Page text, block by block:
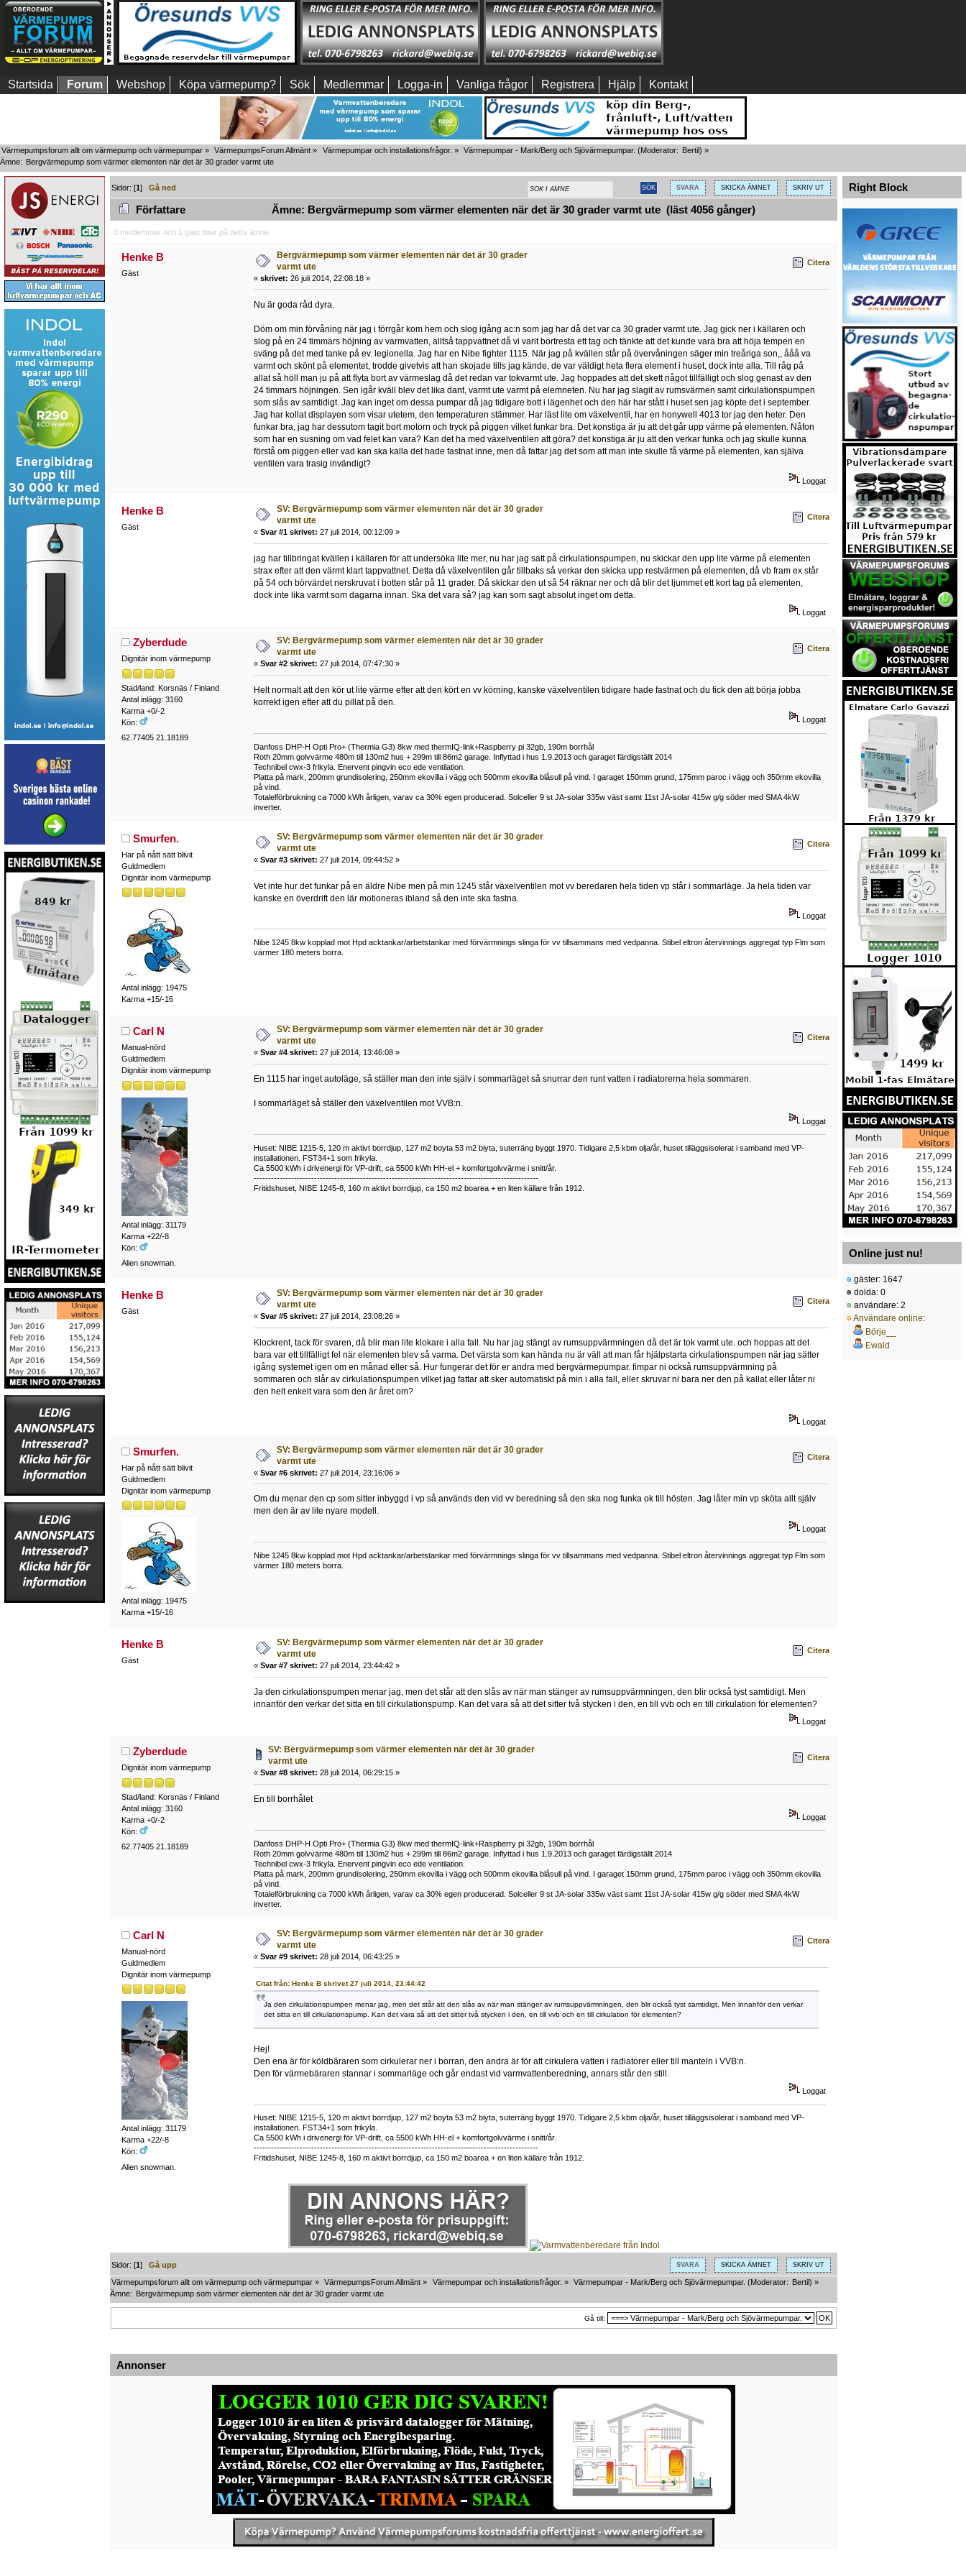
Startsida Forum Webshop Köpa värmepump? Sök Medlemmar Logga-in Vanliga frågor Registrera Hjälp Kontakt
Värmepumpsforum allt om värmepump och värmepumpar » VärmepumpsForum Allmänt » Värmepumpar och installationsfrågor. » Värmepumpar - Mark/Berg och Sjövärmepumpar. (Moderator: Bertil) »
Ämne: Bergvärmepump som värmer elementen när det är 30 grader varmt ute
SVARA SKICKA ÄMNET SKRIV UT
Sidor: [1]Gå ned
Författare Ämne: Bergvärmepump som värmer elementen när det är 30 grader varmt ute (läst 4056 gånger)
0 medlemmar och 1 gäst tittar på detta ämne.
Henke B
Gäst
Bergvärmepump som värmer elementen när det är 30 grader
varmt ute
« skrivet: 26 juli 2014, 22:08:18 »
Citera
Nu är goda råd dyra.
Döm om min förvåning när jag i förrgår kom hem och slog igång ac:n som jag har då det var ca 30 grader varmt ute. Jag gick ner i källaren och
slog på en 24 timmars höjning av varmvatten, alltså tappvattnet då vi varit bortresta ett tag och tänkte att det kunde vara bra att höja tempen en
sväng på det med tanke på ev. legionella. Jag har en Nibe fighter 1115. När jag på kvällen står på övervåningen säger min treåriga son,, ååå va
varmt och skönt på elementet, trodde givetvis att han skojade tills jag kände, de var väldigt heta flera element i huset, dock inte alla. Till råg på
allat så höll man ju på att flyta bort av värmeslag då det redan var tokvarmt ute. Jag hoppades att det skett något tillfälligt och slog genast av den
24 timmars höjningen. Sen igår kväll blev det lika dant, varmt ute varmt på elemneten. Nu har jag slagit av rumsvärmen samt cirkulationspumpen
som slås av samtidigt. Jag kan inget om dessa pumpar då jag tidigare bott i lägenhet och den här har stått i huset sen jag köpte det i september.
Jag har kollat displayen som visar utetem, den temperaturen stämmer. Har läst lite om växelventil, har en honywell 4013 tor jag den heter. Den
funkar bra, jag har dessutom tagit bort motorn och tryck på piggen vilket funkar bra. Det konstiga är ju att det går upp värme på elementen. Nåfon
som har en susning om vad felet kan vara? Kan det ha med växelventilen att göra? det konstiga är ju att den verkar funka och jag skulle kunna
förstå om piggen eller vad kan ska kalla det hade fastnat inne, men då fattar jag det som att man inte skulle få värme på elementen, kan själva
ventilen vara trasig invändigt?
Loggat
Henke B
Gäst
SV: Bergvärmepump som värmer elementen när det är 30 grader
varmt ute
« Svar #1 skrivet: 27 juli 2014, 00:12:09 »
Citera
jag har tillbringat kvällen i källaren för att undersöka lite mer, nu har jag satt på cirkulationspumpen, nu skickar den upp lite värme på elementen
strax efter att den värmt klart tappvattnet. Detta då växelventilen går tillbaks så verkar den skicka upp restvärmen på elementen, då vb fram ex står
på 54 och börvärdet nerskruvat i botten står på 11 grader. Då skickar den ut så 54 räknar ner och då blir det ljummet ett kort tag på elementen,
dock inte lika varmt som dagarna innan. Ska det vara så? jag kan som sagt absolut inget om detta.
Loggat
Zyberdude
Dignitär inom värmepump
Stad/land: Korsnäs / Finland
Antal inlägg: 3160
Karma +0/-2
Kön:
62.77405 21.18189
SV: Bergvärmepump som värmer elementen när det är 30 grader
varmt ute
« Svar #2 skrivet: 27 juli 2014, 07:47:30 »
Citera
Helt normalt att den kör ut lite värme efter att den kört en vv körning, kanske växelventilen tidigare hade fastnat och du fick den att börja jobba
korrekt igen efter att du pillat på den.
Loggat
Danfoss DHP-H Opti Pro+ (Thermia G3) 8kw med thermIQ-link+Raspberry pi 32gb, 190m borrhål
Roth 20mm golvvärme 480m till 130m2 hus + 299m till 86m2 garage. Inflyttad i hus 1.9.2013 och garaget färdigställt 2014
Technibel cwx-3 frikyla. Enervent pingvin eco ede ventilation.
Platta på mark, 200mm grundisolering, 250mm ekovilla i vägg och 500mm ekovilla blåsull på vind. I garaget 150mm grund, 175mm paroc i vägg och 350mm ekovilla
på vind.
Totalelförbrukning ca 7000 kWh årligen, varav ca 30% egen producerad. Solceller 9 st JA-solar 335w väst samt 11st JA-solar 415w g/g söder med SMA 4kW
inverter.
Smurfen.
Har på nått sätt blivit
Guldmedlem
Dignitär inom värmepump
Antal inlägg: 19475
Karma +15/-16
SV: Bergvärmepump som värmer elementen när det är 30 grader
varmt ute
« Svar #3 skrivet: 27 juli 2014, 09:44:52 »
Citera
Vet inte hur det funkar på en äldre Nibe men på min 1245 står växelventilen mot vv beredaren hela tiden vp står i sommarläge. Ja hela tiden var
kanske en överdrift den lär motioneras ibland så den inte ska fastna.
Loggat
Nibe 1245 8kw kopplad mot Hpd acktankar/arbetstankar med förvärmnings slinga för vv tillsammans med vedpanna. Stibel eltron återvinnings aggregat typ Flm som
värmer 180 meters borra.
Carl N
Manual-nörd
Guldmedlem
Dignitär inom värmepump
Antal inlägg: 31179
Karma +22/-8
Kön:
Alien snowman.
SV: Bergvärmepump som värmer elementen när det är 30 grader
varmt ute
« Svar #4 skrivet: 27 juli 2014, 13:46:08 »
Citera
En 1115 har inget autoläge, så ställer man den inte själv i sommarläget så snurrar den runt vatten i radiatorerna hela sommaren.
I sommarläget så ställer den växelventilen mot VVB:n.
Loggat
Huset: NIBE 1215-5, 120 m aktivt borrdjup, 127 m2 boyta 53 m2 biyta, suterräng byggt 1970. Tidigare 2,5 kbm olja/år, huset tilläggsisolerat i samband med VP-
installationen. FST34+1 som frikyla.
Ca 5500 kWh i drivenergi för VP-drift, ca 5500 kWh HH-el + komfortgolvvärme i snitt/år.
---------------------------------------------------------------------------------------------------
Fritidshuset, NIBE 1245-8, 160 m aktivt borrdjup, ca 150 m2 boarea + en liten källare från 1912.
Henke B
Gäst
SV: Bergvärmepump som värmer elementen när det är 30 grader
varmt ute
« Svar #5 skrivet: 27 juli 2014, 23:08:26 »
Citera
Klockrent, tack för svaren, då blir man lite klokare i alla fall. Nu har jag stängt av rumsuppvärmningen då det är tok varmt ute. och hoppas att det
bara var ett tillfälligt fel när elementen blev så varma. Det värsta som kan hända nu är väll att man får hjälpstarta cirkulationspumpen när jag sätter
igång systemet igen om en månad eller så. Hur fungerar det för er andra med bergvärmepumpar. fimpar ni också rumsuppvärmning på
sommaren och slår av cirkulationspumpen vilket jag fattar att sker automatiskt på min i alla fall, eller skruvar ni bara ner den på kallat eller låter ni
den helt enkelt vara som den är året om?
Loggat
Smurfen.
Har på nått sätt blivit
Guldmedlem
Dignitär inom värmepump
Antal inlägg: 19475
Karma +15/-16
SV: Bergvärmepump som värmer elementen när det är 30 grader
varmt ute
« Svar #6 skrivet: 27 juli 2014, 23:16:06 »
Citera
Om du menar den cp som sitter inbyggd i vp så används den vid vv beredning så den ska nog funka ok till hösten. Jag låter min vp sköta allt själv
men den är av lite nyare modell.
Loggat
Nibe 1245 8kw kopplad mot Hpd acktankar/arbetstankar med förvärmnings slinga för vv tillsammans med vedpanna. Stibel eltron återvinnings aggregat typ Flm som
värmer 180 meters borra.
Henke B
Gäst
SV: Bergvärmepump som värmer elementen när det är 30 grader
varmt ute
« Svar #7 skrivet: 27 juli 2014, 23:44:42 »
Citera
Ja den cirkulationspumpen menar jag, men det står att den slås av när man stänger av rumsuppvärmningen, den blir också tyst samtidigt. Men
innanför den verkar det sitta en till cirkulationspump. Kan det vara så att det sitter två stycken i den, en till vvb och en till cirkulation för elementen?
Loggat
Zyberdude
Dignitär inom värmepump
Stad/land: Korsnäs / Finland
Antal inlägg: 3160
Karma +0/-2
Kön:
62.77405 21.18189
SV: Bergvärmepump som värmer elementen när det är 30 grader
varmt ute
« Svar #8 skrivet: 28 juli 2014, 06:29:15 »
Citera
En till borrhålet
Loggat
Danfoss DHP-H Opti Pro+ (Thermia G3) 8kw med thermIQ-link+Raspberry pi 32gb, 190m borrhål
Roth 20mm golvvärme 480m till 130m2 hus + 299m till 86m2 garage. Inflyttad i hus 1.9.2013 och garaget färdigställt 2014
Technibel cwx-3 frikyla. Enervent pingvin eco ede ventilation.
Platta på mark, 200mm grundisolering, 250mm ekovilla i vägg och 500mm ekovilla blåsull på vind. I garaget 150mm grund, 175mm paroc i vägg och 350mm ekovilla
på vind.
Totalelförbrukning ca 7000 kWh årligen, varav ca 30% egen producerad. Solceller 9 st JA-solar 335w väst samt 11st JA-solar 415w g/g söder med SMA 4kW
inverter.
Carl N
Manual-nörd
Guldmedlem
Dignitär inom värmepump
Antal inlägg: 31179
Karma +22/-8
Kön:
Alien snowman.
SV: Bergvärmepump som värmer elementen när det är 30 grader
varmt ute
« Svar #9 skrivet: 28 juli 2014, 06:43:25 »
Citera
Citat från: Henke B skrivet 27 juli 2014, 23:44:42
Ja den cirkulationspumpen menar jag, men det står att den slås av när man stänger av rumsuppvärmningen, den blir också tyst samtidigt. Men innanför den verkar
det sitta en till cirkulationspump. Kan det vara så att det sitter två stycken i den, en till vvb och en till cirkulation för elementen?
Hej!
Den ena är för köldbäraren som cirkulerar ner i borran, den andra är för att cirkulera vatten i radiatorer eller till manteln i VVB:n.
Den för värmebäraren stannar i sommarläge och går endast vid varmvattenberedning, annars står den still.
Loggat
Huset: NIBE 1215-5, 120 m aktivt borrdjup, 127 m2 boyta 53 m2 biyta, suterräng byggt 1970. Tidigare 2,5 kbm olja/år, huset tilläggsisolerat i samband med VP-
installationen. FST34+1 som frikyla.
Ca 5500 kWh i drivenergi för VP-drift, ca 5500 kWh HH-el + komfortgolvvärme i snitt/år.
---------------------------------------------------------------------------------------------------
Fritidshuset, NIBE 1245-8, 160 m aktivt borrdjup, ca 150 m2 boarea + en liten källare från 1912.
SVARA SKICKA ÄMNET SKRIV UT
Sidor: [1]Gå upp
Värmepumpsforum allt om värmepump och värmepumpar » VärmepumpsForum Allmänt » Värmepumpar och installationsfrågor. » Värmepumpar - Mark/Berg och Sjövärmepumpar. (Moderator: Bertil) »
Ämne: Bergvärmepump som värmer elementen när det är 30 grader varmt ute
Gå till:
Annonser
Right Block
Online just nu!
gäster: 1647
dolda: 0
användare: 2
Användare online:
Börje__
Ewald